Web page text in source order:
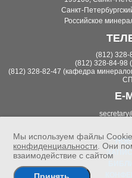
Санкт-
Российское
(812)
(812) 328-84-98
(812) 328-82-47 (кафедра
E-
Мы используем файлы Cookie
конфиденциальности . Они
взаимодействие с сайтом